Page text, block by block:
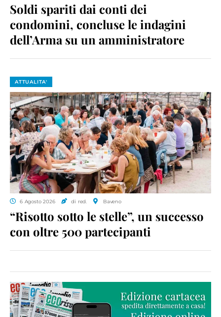
Soldi spariti dai conti dei
condomini, concluse le indagini
dell’Arma su un amministratore
ATTUALITA'
6 Agosto 2026 di red. Baveno
“Risotto sotto le stelle”, un successo
con oltre 500 partecipanti